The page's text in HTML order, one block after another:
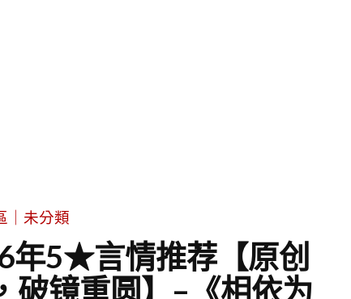
｜未分類
年5★言情推荐【原创
破镜重圆】–《相依为